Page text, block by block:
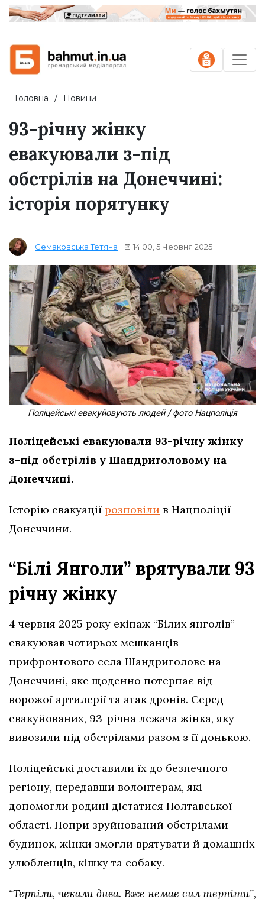
Головна Новини
93-річну жінку
евакуювали з-під
обстрілів на Донеччині:
історія порятунку
Семаковська Тетяна 14:00, 5 Червня 2025
Поліцейські евакуйовують людей / фото Нацполіція
Поліцейські евакуювали 93-річну жінку
з-під обстрілів у Шандриголовому на
Донеччині.
Історію евакуації розповіли в Нацполіції
Донеччини.
“Білі Янголи” врятували 93
річну жінку
4 червня 2025 року екіпаж “Білих янголів”
евакуював чотирьох мешканців
прифронтового села Шандриголове на
Донеччині, яке щоденно потерпає від
ворожої артилерії та атак дронів. Серед
евакуйованих, 93-річна лежача жінка, яку
вивозили під обстрілами разом з її донькою.
Поліцейські доставили їх до безпечного
регіону, передавши волонтерам, які
допомогли родині дістатися Полтавської
області. Попри зруйнований обстрілами
будинок, жінки змогли врятувати й домашніх
улюбленців, кішку та собаку.
“Терпіли, чекали дива. Вже немає сил терпіти”,